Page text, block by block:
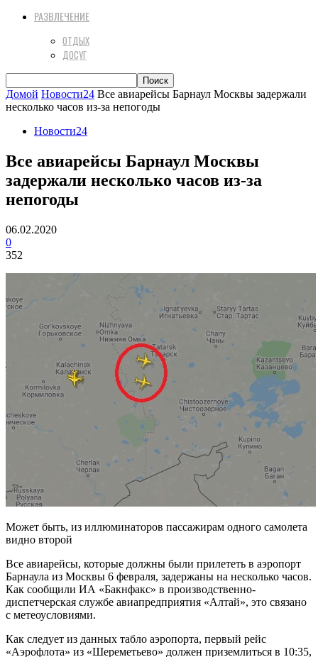
РАЗВЛЕЧЕНИЕ
ОТДЫХ
ДОСУГ
Домой Новости24 Все авиарейсы Барнаул Москвы задержали
несколько часов из-за непогоды
Новости24
Все авиарейсы Барнаул Москвы
задержали несколько часов из-за
непогоды
06.02.2020
0
352
Может быть, из иллюминаторов пассажирам одного самолета
видно второй
Все авиарейсы, которые должны были прилететь в аэропорт
Барнаула из Москвы 6 февраля, задержаны на несколько часов.
Как сообщили ИА «Бакнфакс» в производственно-
диспетчерская службе авиапредприятия «Алтай», это связано
с метеоусловиями.
Как следует из данных табло аэропорта, первый рейс
«Аэрофлота» из «Шереметьево» должен приземлиться в 10:35,